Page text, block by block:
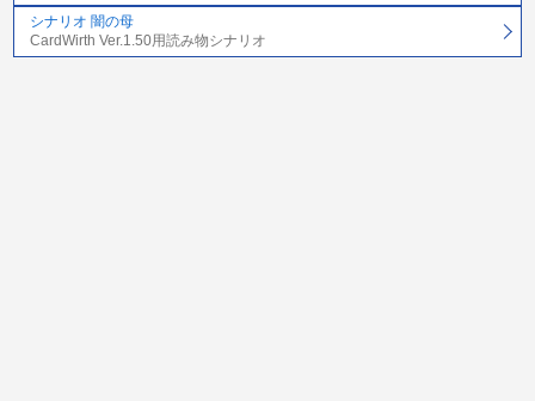
シナリオ 闇の母
CardWirth Ver.1.50用読み物シナリオ